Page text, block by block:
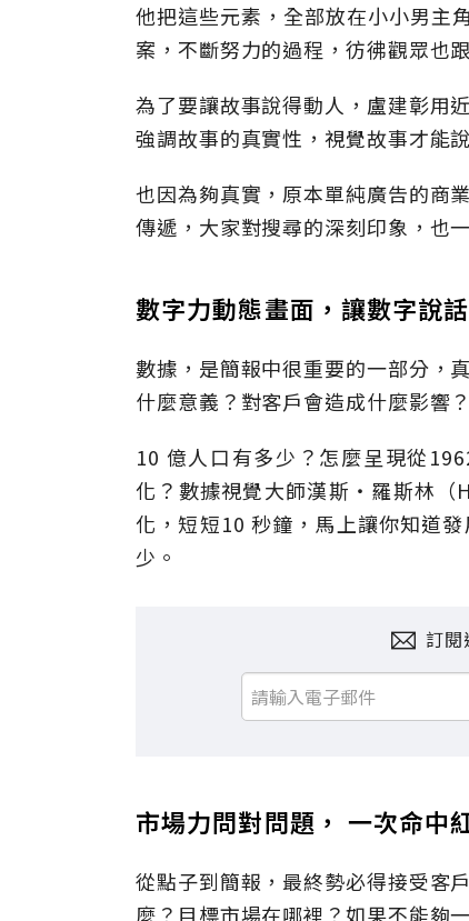
他把這些元素，全部放在小小男主
案，不斷努力的過程，彷彿觀眾也
為了要讓故事說得動人，盧建彰用
強調故事的真實性，視覺故事才能
也因為夠真實，原本單純廣告的商
傳遞，大家對搜尋的深刻印象，也
數字力動態畫面，讓數字說話
數據，是簡報中很重要的一部分，
什麼意義？對客戶會造成什麼影響
10 億人口有多少？怎麼呈現從
化？數據視覺大師漢斯‧羅斯林（
化，短短10 秒鐘，馬上讓你知道
少。
訂閱
市場力問對問題， 一次命中
從點子到簡報，最終勢必得接受客
麼？目標市場在哪裡？如果不能夠